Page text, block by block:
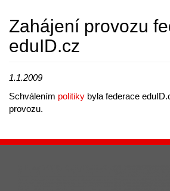
Zahájení provozu
eduID.cz
1.1.2009
Schválením politiky byla federace
provozu.